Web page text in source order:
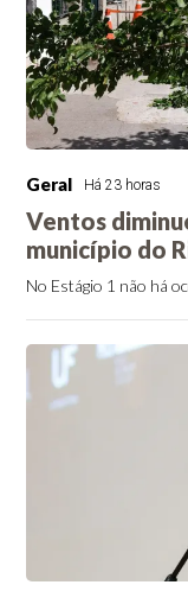
Geral Há 23 horas
Ventos
município do
No Estágio 1 não há